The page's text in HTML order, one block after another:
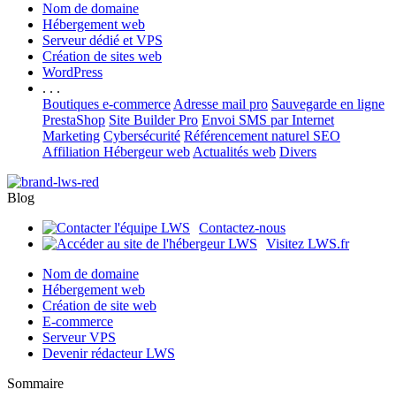
Nom de domaine
Hébergement web
Serveur dédié et VPS
Création de sites web
WordPress
. . .
Boutiques e-commerce Adresse mail pro Sauvegarde en ligne
PrestaShop Site Builder Pro Envoi SMS par Internet
Marketing Cybersécurité Référencement naturel SEO
Affiliation Hébergeur web Actualités web Divers
Blog
Contactez-nous
Visitez LWS.fr
Nom de domaine
Hébergement web
Création de site web
E-commerce
Serveur VPS
Devenir rédacteur LWS
Sommaire